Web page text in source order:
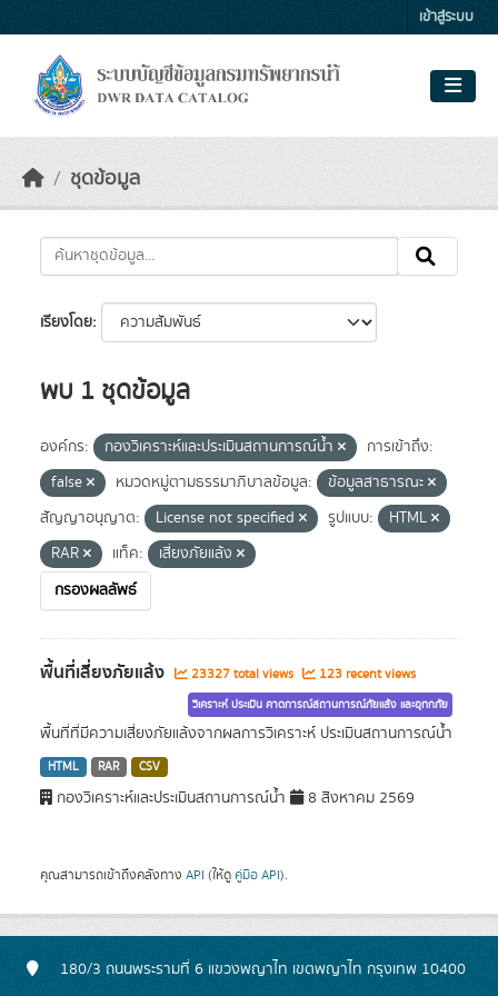
เข้าสู่ระบบ
ชุดข้อมูล
เรียงโดย
พบ 1 ชุดข้อมูล
องค์กร: กองวิเคราะห์และประเมินสถานการณ์น้ำ
การเข้าถึง:
false
หมวดหมู่ตามธรรมาภิบาลข้อมูล:
ข้อมูลสาธารณะ
สัญญาอนุญาต:
License not specified รูปแบบ:
HTML
RAR
แท็ค:
เสี่ยงภัยแล้ง
กรองผลลัพธ์
พื้นที่เสี่ยงภัยแล้ง 23327 total views 123 recent views
วิเคราะห์ ประเมิน คาดการณ์สถานการณ์ภัยแล้ง และอุทกภัย
พื้นที่ที่มีความเสี่ยงภัยแล้งจากผลการวิเคราะห์ ประเมินสถานการณ์น้ำ
HTML RAR CSV
กองวิเคราะห์และประเมินสถานการณ์น้ำ 8 สิงหาคม 2569
คุณสามารถเข้าถึงคลังทาง API (ให้ดู คู่มือ API).
180/3 ถนนพระรามที่ 6 แขวงพญาไท เขตพญาไท กรุงเทพ 10400